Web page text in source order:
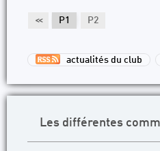
<< P1 P2
actualités du club
Les différentes